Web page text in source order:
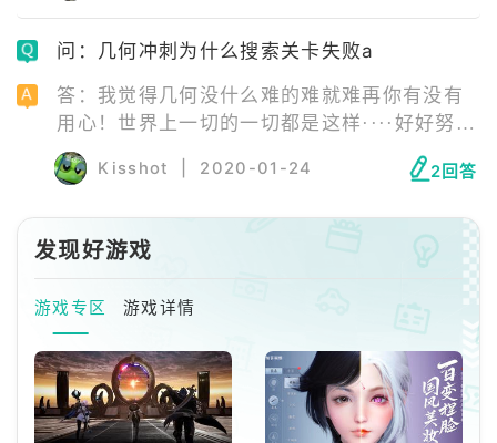
问：几何冲刺为什么搜索关卡失败a
答：我觉得几何没什么难的难就难再你有没有
用心！世界上一切的一切都是这样····好好努
力。胜利永远属于你！建议：首先要把公式全
都背会理解。其次是多跑跑新华书店！窍门：
Kisshot 2020-01-24 2回答
发现好游戏
游戏专区 游戏详情